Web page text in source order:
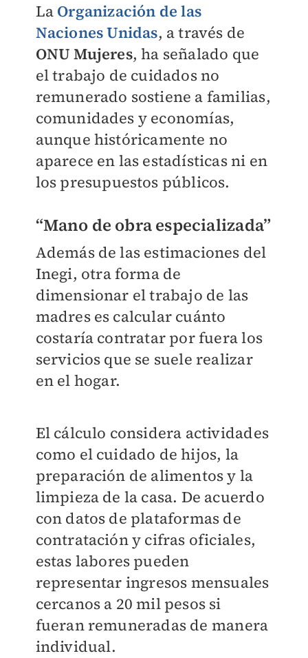
La Organización de las
Naciones Unidas, a través de
ONUMujeres, ha señalado que
el trabajo de cuidados no
remunerado sostiene a familias,
comunidades y economías,
aunque históricamente no
aparece en las estadísticas ni en
los presupuestos públicos.
“Mano de obra especializada”
Además de las estimaciones del
Inegi, otra forma de
dimensionar el trabajo de las
madres es calcular cuánto
costaría contratar por fuera los
servicios que se suele realizar
en el hogar.
El cálculo considera actividades
como el cuidado de hijos, la
preparación de alimentos y la
limpieza de la casa. De acuerdo
con datos de plataformas de
contratación y cifras oficiales,
estas labores pueden
representar ingresos mensuales
cercanos a 20 mil pesos si
fueran remuneradas de manera
individual.